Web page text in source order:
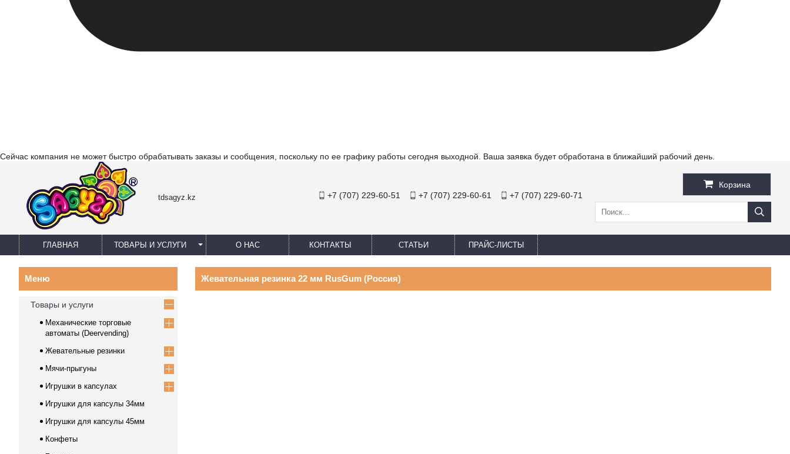
Сейчас компания не может быстро обрабатывать заказы и сообщения, поскольку по ее графику работы сегодня выходной. Ваша заявка будет обработана в ближайший рабочий день.
tdsagyz.kz +7 (707) 229-60-51 +7 (707) 229-60-61 +7 (707) 229-60-71
Корзина
ГЛАВНАЯ ТОВАРЫ И УСЛУГИ О НАС КОНТАКТЫ СТАТЬИ ПРАЙС-ЛИСТЫ
Жевательная резинка 22 мм RusGum (Россия)
Товары и услуги
Механические торговые
автоматы (Deervending)
Жевательные резинки
Мячи-прыгуны
Игрушки в капсулах
Игрушки для капсулы 34мм
Игрушки для капсулы 45мм
Конфеты